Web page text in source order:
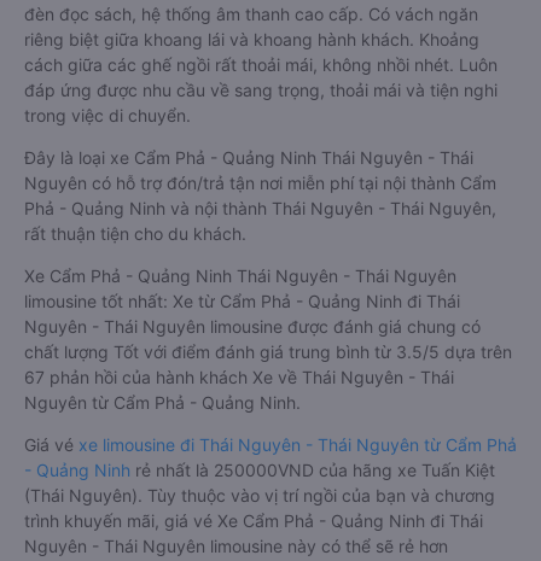
đèn đọc sách, hệ thống âm thanh cao cấp. Có vách ngăn
riêng biệt giữa khoang lái và khoang hành khách. Khoảng
cách giữa các ghế ngồi rất thoải mái, không nhồi nhét. Luôn
đáp ứng được nhu cầu về sang trọng, thoải mái và tiện nghi
trong việc di chuyển.
Đây là loại xe Cẩm Phả - Quảng Ninh Thái Nguyên - Thái
Nguyên có hỗ trợ đón/trả tận nơi miễn phí tại nội thành Cẩm
Phả - Quảng Ninh và nội thành Thái Nguyên - Thái Nguyên,
rất thuận tiện cho du khách.
Xe Cẩm Phả - Quảng Ninh Thái Nguyên - Thái Nguyên
limousine tốt nhất: Xe từ Cẩm Phả - Quảng Ninh đi Thái
Nguyên - Thái Nguyên limousine được đánh giá chung có
chất lượng Tốt với điểm đánh giá trung bình từ 3.5/5 dựa trên
67 phản hồi của hành khách Xe về Thái Nguyên - Thái
Nguyên từ Cẩm Phả - Quảng Ninh.
Giá vé xe limousine đi Thái Nguyên - Thái Nguyên từ Cẩm Phả
- Quảng Ninh rẻ nhất là 250000VND của hãng xe Tuấn Kiệt
(Thái Nguyên). Tùy thuộc vào vị trí ngồi của bạn và chương
trình khuyến mãi, giá vé Xe Cẩm Phả - Quảng Ninh đi Thái
Nguyên - Thái Nguyên limousine này có thể sẽ rẻ hơn